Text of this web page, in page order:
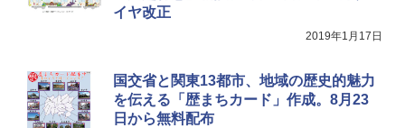
イヤ改正
2019年1月17日
国交省と関東13都市、地域の歴史的魅力
を伝える「歴まちカード」作成。8月23
日から無料配布